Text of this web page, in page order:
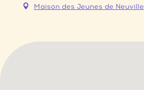
Maison des Jeunes de Neuville